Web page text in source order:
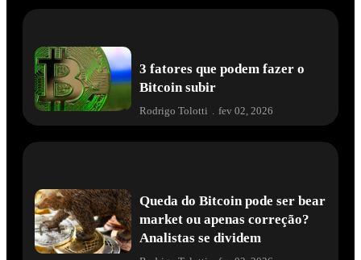
3 fatores que podem fazer o
Bitcoin subir
Rodrigo Tolotti fev 02, 2026
Queda do Bitcoin pode ser bear
market ou apenas correção?
Analistas se dividem